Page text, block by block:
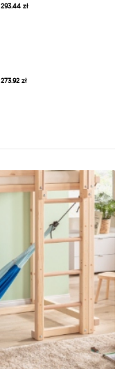
293.44 zł
273.92 zł